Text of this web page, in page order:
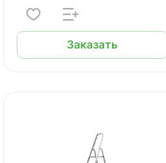
Заказать